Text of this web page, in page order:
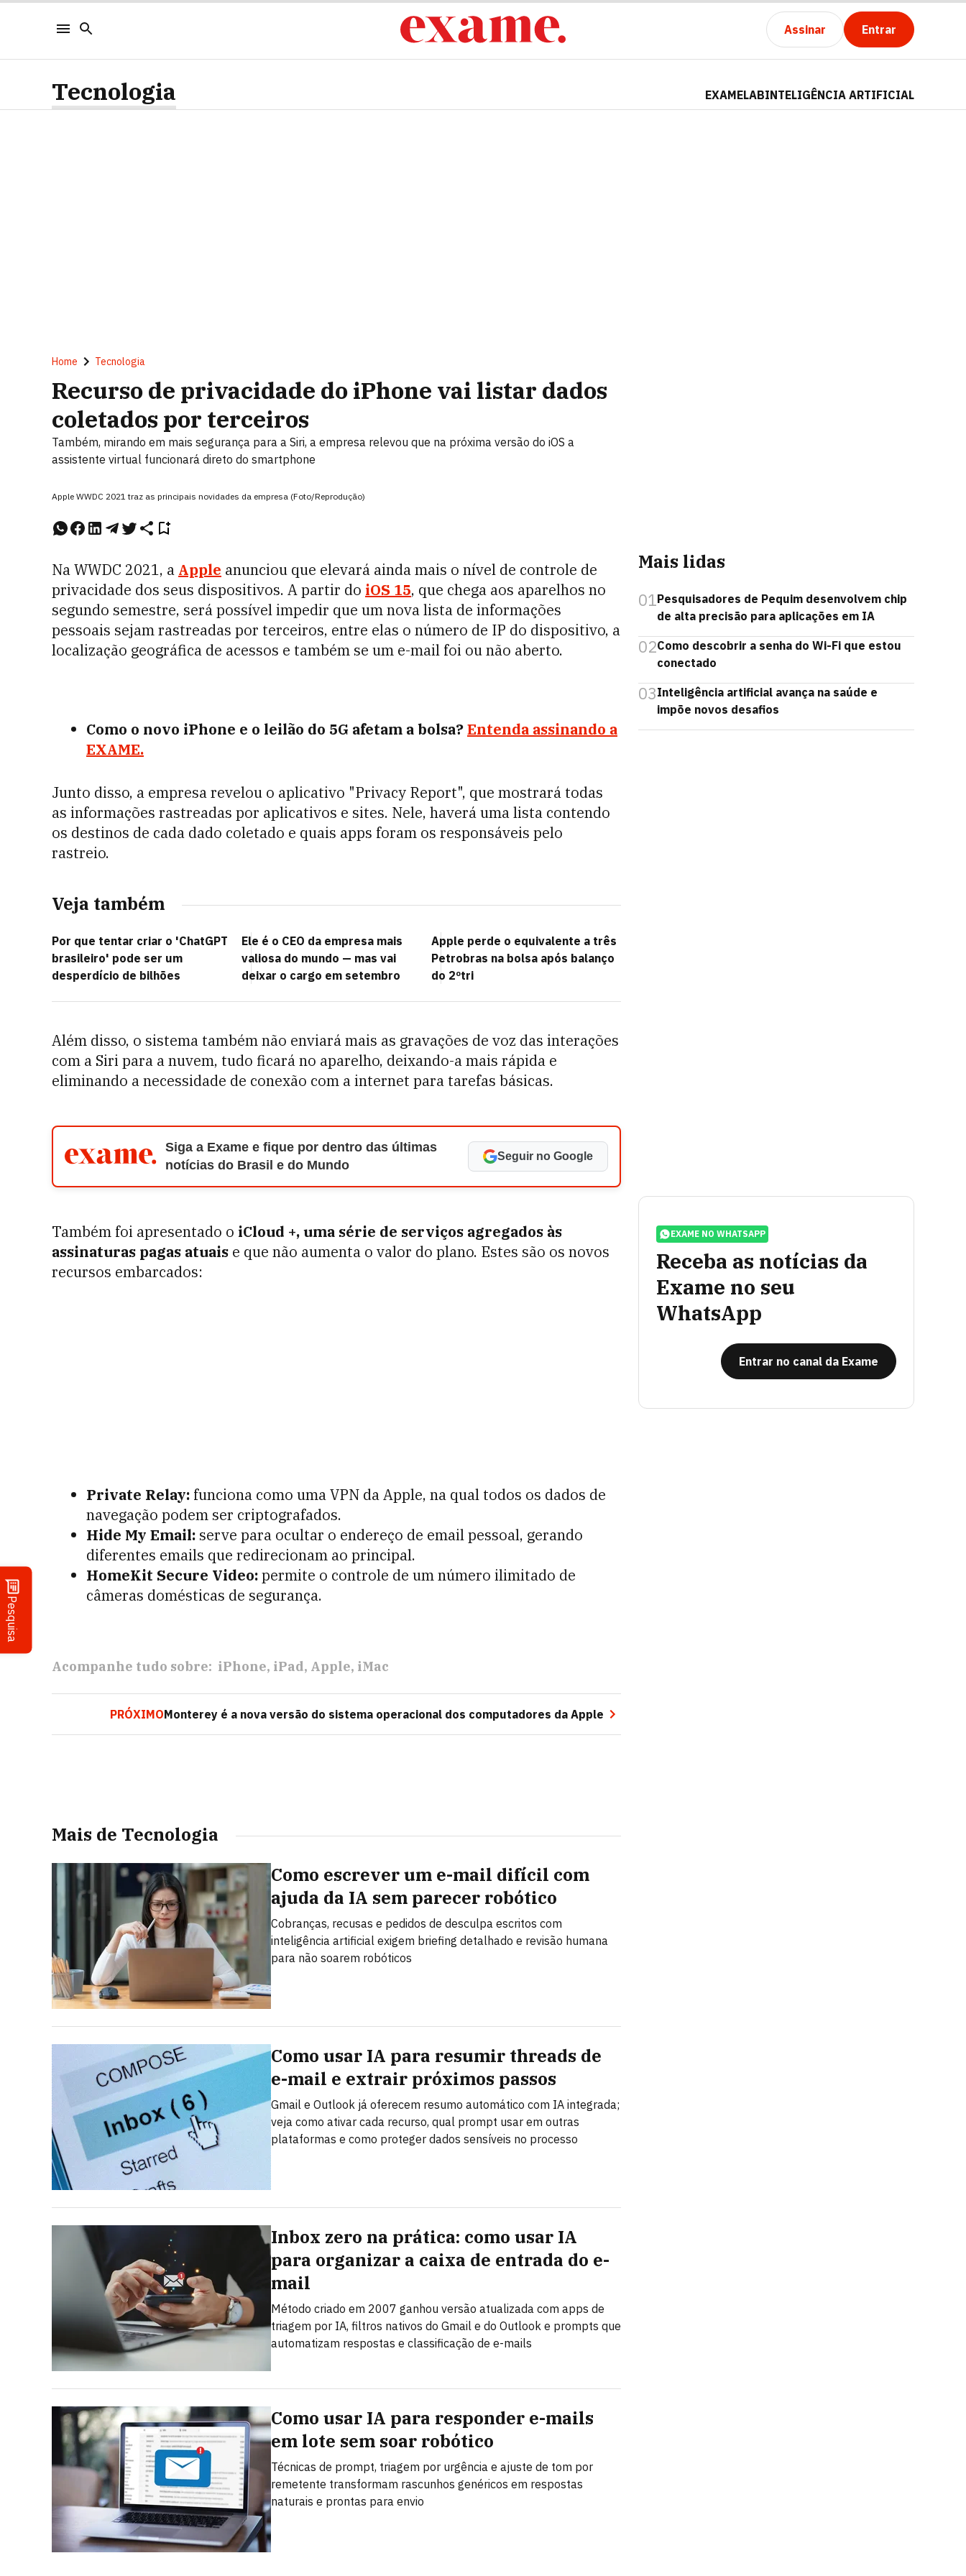
Assinar Entrar
Pesquisa
Tecnologia EXAMELABINTELIGÊNCIA ARTIFICIAL
Home Tecnologia
Recurso de privacidade do iPhone vai listar dados
coletados por terceiros
Também, mirando em mais segurança para a Siri, a empresa relevou que na próxima versão do iOS a
assistente virtual funcionará direto do smartphone
Apple WWDC 2021 traz as principais novidades da empresa (Foto/Reprodução)
Na WWDC 2021, a Apple anunciou que elevará ainda mais o nível de controle de
privacidade dos seus dispositivos. A partir do iOS 15, que chega aos aparelhos no
segundo semestre, será possível impedir que um nova lista de informações
pessoais sejam rastreadas por terceiros, entre elas o número de IP do dispositivo, a
localização geográfica de acessos e também se um e-mail foi ou não aberto.
Como o novo iPhone e o leilão do 5G afetam a bolsa?Entenda assinando a
EXAME.
Junto disso, a empresa revelou o aplicativo "Privacy Report", que mostrará todas
as informações rastreadas por aplicativos e sites. Nele, haverá uma lista contendo
os destinos de cada dado coletado e quais apps foram os responsáveis pelo
rastreio.
Veja também
Por que tentar criar o 'ChatGPT
brasileiro' pode ser um
desperdício de bilhões
Ele é o CEO da empresa mais
valiosa do mundo — mas vai
deixar o cargo em setembro
Apple perde o equivalente a três
Petrobras na bolsa após balanço
do 2ºtri
Além disso, o sistema também não enviará mais as gravações de voz das interações
com a Siri para a nuvem, tudo ficará no aparelho, deixando-a mais rápida e
eliminando a necessidade de conexão com a internet para tarefas básicas.
Siga a Exame e fique por dentro das últimas
notícias do Brasil e do Mundo
Seguir no Google
Também foi apresentado o iCloud +, uma série de serviços agregados às
assinaturas pagas atuais e que não aumenta o valor do plano. Estes são os novos
recursos embarcados:
Private Relay: funciona como uma VPN da Apple, na qual todos os dados de
navegação podem ser criptografados.
Hide My Email: serve para ocultar o endereço de email pessoal, gerando
diferentes emails que redirecionam ao principal.
HomeKit Secure Video:permite o controle de um número ilimitado de
câmeras domésticas de segurança.
Acompanhe tudo sobre: iPhone iPad Apple iMac
PRÓXIMOMonterey é a nova versão do sistema operacional dos computadores da Apple
Mais de Tecnologia
Como escrever um e-mail difícil com
ajuda da IA sem parecer robótico
Cobranças, recusas e pedidos de desculpa escritos com
inteligência artificial exigem briefing detalhado e revisão humana
para não soarem robóticos
Como usar IA para resumir threads de
e-mail e extrair próximos passos
Gmail e Outlook já oferecem resumo automático com IA integrada;
veja como ativar cada recurso, qual prompt usar em outras
plataformas e como proteger dados sensíveis no processo
Inbox zero na prática: como usar IA
para organizar a caixa de entrada do e-
mail
Método criado em 2007 ganhou versão atualizada com apps de
triagem por IA, filtros nativos do Gmail e do Outlook e prompts que
automatizam respostas e classificação de e-mails
Como usar IA para responder e-mails
em lote sem soar robótico
Técnicas de prompt, triagem por urgência e ajuste de tom por
remetente transformam rascunhos genéricos em respostas
naturais e prontas para envio
Mais lidas
01Pesquisadores de Pequim desenvolvem chip
de alta precisão para aplicações em IA
02Como descobrir a senha do Wi-Fi que estou
conectado
03Inteligência artificial avança na saúde e
impõe novos desafios
EXAME NO WHATSAPP
Receba as notícias da
Exame no seu
WhatsApp
Entrar no canal da Exame